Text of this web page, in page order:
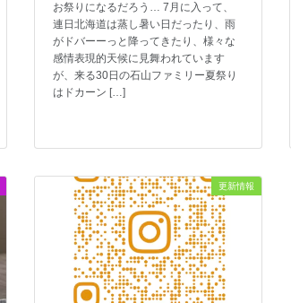
お祭りになるだろう… 7月に入って、
連日北海道は蒸し暑い日だったり、雨
がドバーーっと降ってきたり、様々な
感情表現的天候に見舞われています
が、来る30日の石山ファミリー夏祭り
はドカーン […]
更新情報